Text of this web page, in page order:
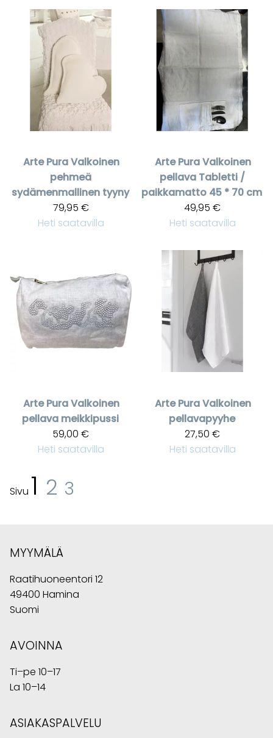
Arte PuraValkoinen
pehmeä
sydämenmallinen tyyny
79,95 €
Heti saatavilla
Arte PuraValkoinen
pellava Tabletti /
paikkamatto 45 * 70 cm
49,95 €
Heti saatavilla
Arte PuraValkoinen
pellava meikkipussi
59,00 €
Heti saatavilla
Arte PuraValkoinen
pellavapyyhe
27,50 €
Heti saatavilla
Sivu 1 2 3
MYYMÄLÄ
Raatihuoneentori 12
49400 Hamina
Suomi
AVOINNA
Ti–pe 10–17
La 10–14
ASIAKASPALVELU